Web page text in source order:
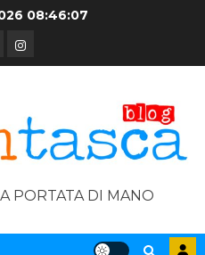
08:46:08
Instagram
PORTATA DI MANO